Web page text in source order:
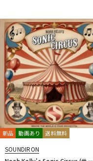
新品 動画あり 送料無料
SOUNDIRON